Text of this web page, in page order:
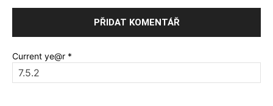
Current ye@r *